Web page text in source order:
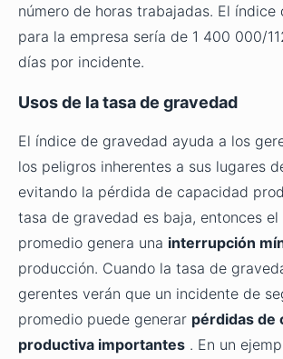
número de horas trabajadas. El índice
para la empresa sería de 1 400 000/
días por incidente.
Usos de la tasa de gravedad
El índice de gravedad ayuda a los
los peligros inherentes a sus lugares
evitando la pérdida de capacidad
tasa de gravedad es baja, entonces
promedio genera una interrupción
producción. Cuando la tasa de
gerentes verán que un incidente de
promedio puede generar pérdidas de
productiva importantes . En un